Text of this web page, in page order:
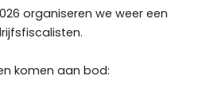
organiseren we weer een
komen aan bod: